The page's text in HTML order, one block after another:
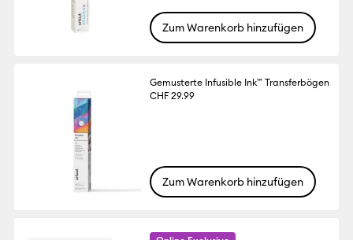
Zum Warenkorb hinzufügen
Gemusterte Infusible Ink™ Transferbögen
CHF 29.99
Zum Warenkorb hinzufügen